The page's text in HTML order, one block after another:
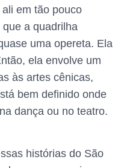
em tão pouco
a quadrilha
uma opereta. Ela
ela envolve um
às artes cênicas,
bem definido onde
dança ou no teatro.
histórias do São